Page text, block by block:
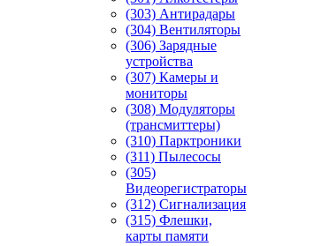
(303) Антирадары
(304) Вентиляторы
(306) Зарядные
устройства
(307) Камеры и
мониторы
(308) Модуляторы
(трансмиттеры)
(310) Парктроники
(311) Пылесосы
(305)
Видеорегистраторы
(312) Сигнализация
(315) Флешки,
карты памяти